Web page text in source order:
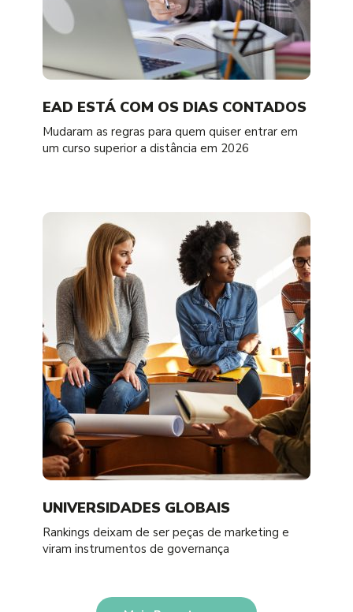
EAD ESTÁ COM OS DIAS CONTADOS
Mudaram as regras para quem quiser entrar em
um curso superior a distância em 2026
UNIVERSIDADES GLOBAIS
Rankings deixam de ser peças de marketing e
viram instrumentos de governança